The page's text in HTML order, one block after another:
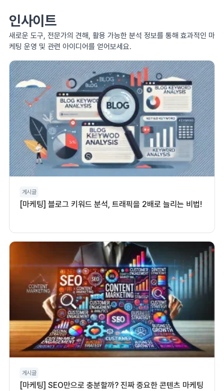
인사이트
새로운 도구, 전문가의 견해, 활용 가능한 분석 정보를 통해 효과적인 마
케팅 운영 및 관련 아이디어를 얻어보세요.
게시글
[마케팅] 블로그 키워드 분석, 트래픽을 2배로 늘리는 비법!
게시글
[마케팅] SEO만으로 충분할까? 진짜 중요한 콘텐츠 마케팅